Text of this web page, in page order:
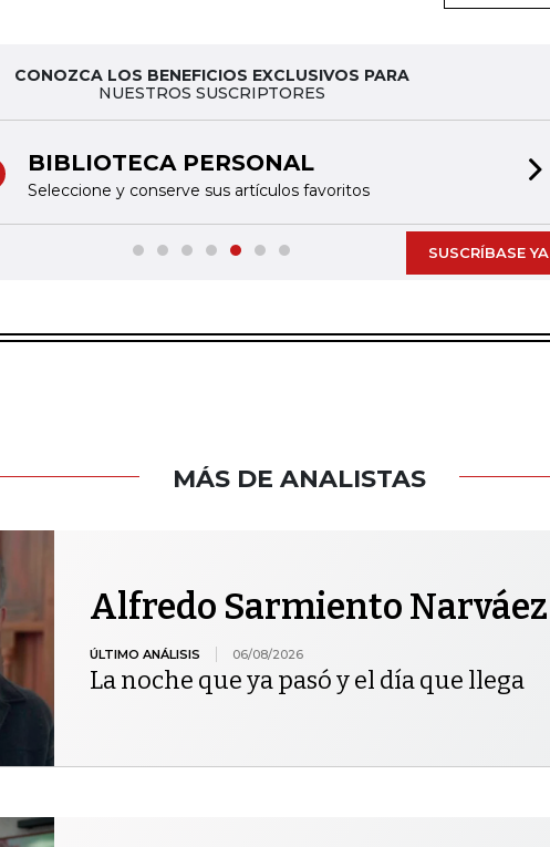
CONOZCA LOS BENEFICIOS EXCLUSIVOS PARA
NUESTROS SUSCRIPTORES
BIBLIOTECA PERSONAL
Seleccione y conserve sus artículos favoritos
SUSCRÍBASE YA
MÁS DE ANALISTAS
Alfredo Sarmiento Narváez
ÚLTIMO ANÁLISIS 06/08/2026
La noche que ya pasó y el día que llega